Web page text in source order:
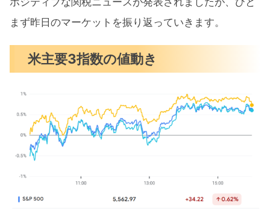
S&P500チャート分析
米国市場のトピックス
自動車業界の関税負担を軽減
消費者信頼感5年ぶりの低水準
アマゾン関税コスト表示報道を否定
5月の注目イベントについて
まず昨日のマーケットを振り返っていきます。
米主要3指数の値動き